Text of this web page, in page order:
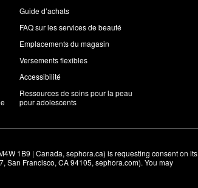
Guide d’achats
FAQ sur les services de beauté
Emplacements du magasin
Versements flexibles
Accessibilité
Ressources de soins pour la peau
pour adolescents
1B9 | Canada, sephora.ca) is requesting consent on its
San Francisco, CA 94105, sephora.com). You may